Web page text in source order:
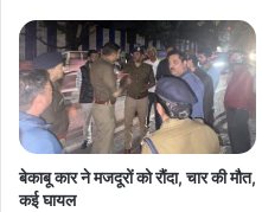
बेकाबू कार ने मजदूरों को रौंदा, चार की मौत,
कई घायल